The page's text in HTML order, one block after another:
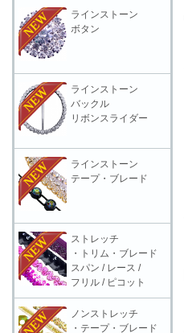
ラインストーン
ボタン
ラインストーン
バックル
リボンスライダー
ラインストーン
テープ・ブレード
ストレッチ
・トリム・ブレード
スパン / レース /
フリル / ピコット
ノンストレッチ
・テープ・ブレード